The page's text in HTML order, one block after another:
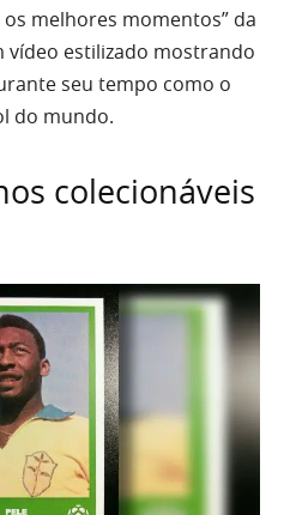
melhores momentos” da
estilizado mostrando
seu tempo como o
do mundo.
colecionáveis